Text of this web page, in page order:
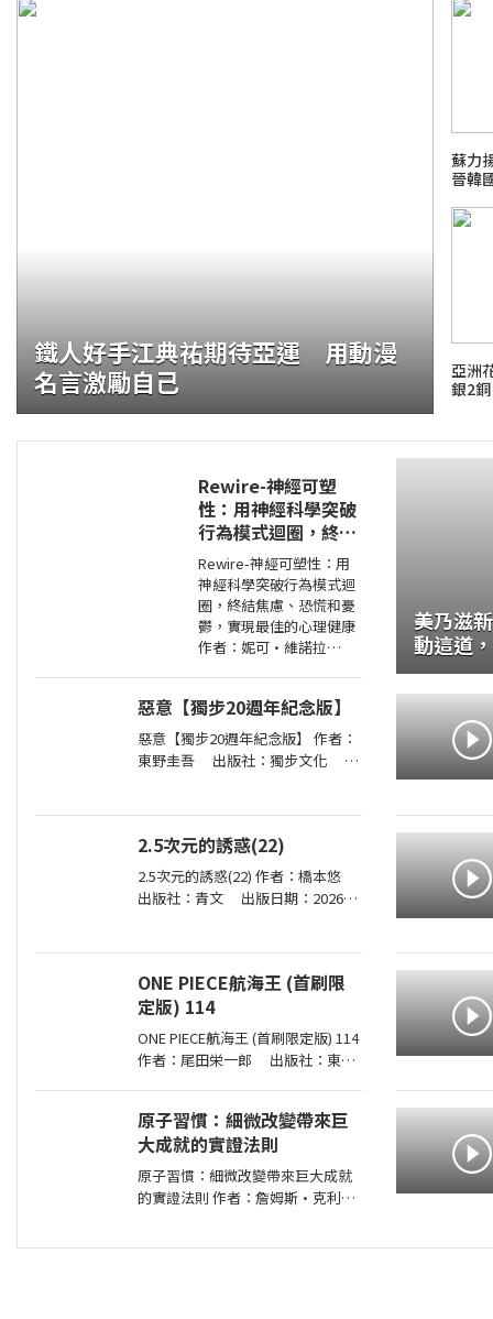
咬的船?.自助餐
鐵人好手江典祐期待亞運 用動漫
名言激勵自己
蘇力
晉韓
亞洲
銀2
Rewire-神經可塑
性：用神經科學突破
行為模式迴圈，終結
焦慮、恐慌和憂鬱，
實現最佳的心理健康
Rewire-神經可塑性：用
神經科學突破行為模式迴
圈，終結焦慮、恐慌和憂
鬱，實現最佳的心理健康
作者：妮可•維諾拉
2024-05-30 00:00:00 ＜內
容簡介＞ 無法
惡意【獨步20週年紀念版】
惡意【獨步20週年紀念版】 作者：
東野圭吾 出版社：獨步文化 出
列」日本暢銷突破1,000萬冊！ 銷量
2.5次元的誘惑(22)
2.5次元的誘惑(22) 作者：橋本悠
出版社：青文 出版日期：2026-
村卻暗自煩惱著，懷疑自己是否變
成了
ONE PIECE航海王 (首刷限
定版) 114
ONE PIECE航海王 (首刷限定版) 114
作者：尾田栄一郎 出版社：東立
事件」，其全貌終於即將揭曉！席
捲號稱最可怕海賊團的洛克斯海賊
團
原子習慣：細微改變帶來巨
大成就的實證法則
原子習慣：細微改變帶來巨大成就
的實證法則 作者：詹姆斯•克利爾
美乃滋
動這道，
子的家